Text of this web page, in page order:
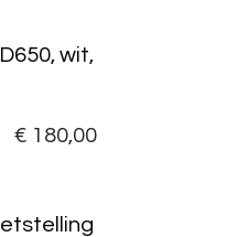
wit,
€ 180,00